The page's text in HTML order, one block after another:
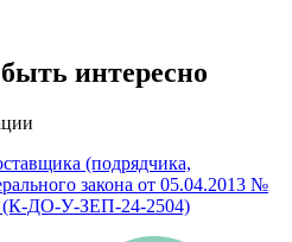
интересно
(подрядчика,
закона от 05.04.2013 №
(К-ДО-У-ЗЕП-24-2504)